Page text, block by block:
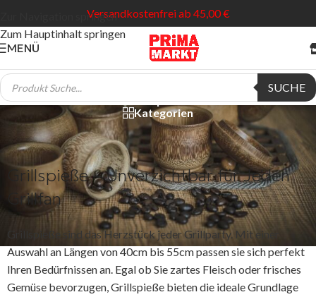
Zur Navigation springen
Zum Hauptinhalt springen
Versandkostenfrei ab 45,00 €
MENÜ
SUCHE
Grillspieße
Kategorien
Grillspieße – Unverzichtbar für Jeden
Grillfan
Grillspieße sind das Herzstück jeder Grillparty. Mit einer
Auswahl an Längen von 40cm bis 55cm passen sie sich perfekt
Ihren Bedürfnissen an. Egal ob Sie zartes Fleisch oder frisches
Gemüse bevorzugen, Grillspieße bieten die ideale Grundlage